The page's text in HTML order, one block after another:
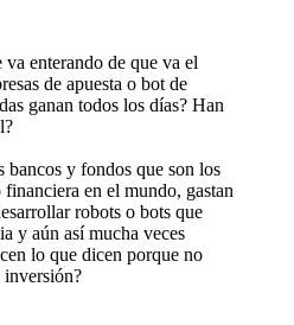
enterando de que va el
de apuesta o bot de
ganan todos los días? Han
bancos y fondos que son los
en el mundo, gastan
robots o bots que
y aún así mucha veces
lo que dicen porque no